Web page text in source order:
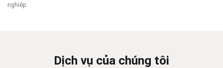
nghiệp.
Dịch vụ của chúng tôi